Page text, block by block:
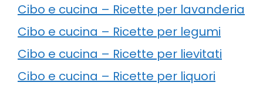
Cibo e cucina – Ricette per lavanderia
Cibo e cucina – Ricette per legumi
Cibo e cucina – Ricette per lievitati
Cibo e cucina – Ricette per liquori